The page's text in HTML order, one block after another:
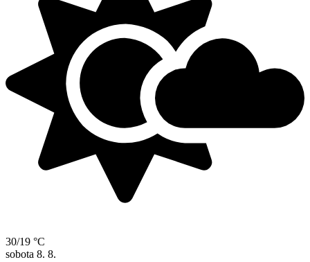
30/19 °C
sobota 8. 8.